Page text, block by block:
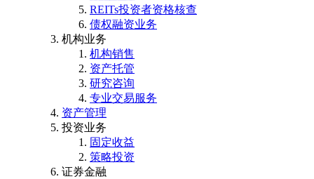
REITs投资者资格核查
债权融资业务
机构业务
机构销售
资产托管
研究咨询
专业交易服务
资产管理
投资业务
固定收益
策略投资
证券金融